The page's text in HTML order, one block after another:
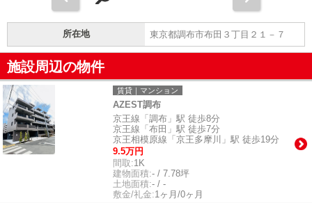
所在地 東京都調布市布田３丁目２１－７
施設周辺の物件
賃貸｜マンション
AZEST調布
京王線「調布」駅 徒歩8分
京王線「布田」駅 徒歩7分
京王相模原線「京王多摩川」駅 徒歩19分
9.5万円
間取:1K
建物面積:- / 7.78坪
土地面積:- / -
敷金/礼金:1ヶ月/0ヶ月